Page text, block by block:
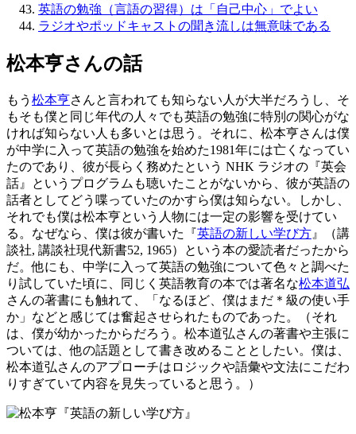
英語の勉強（言語の習得）は「自己中心」でよい
ラジオやポッドキャストの聞き流しは無意味である
松本亨さんの話
もう 松本亨さんと言われても知らない人が大半だろうし、そ
もそも僕と同じ年代の人々でも英語の勉強に特別の関心がな
ければ知らない人も多いとは思う。それに、松本亨さんは僕
が中学に入って英語の勉強を始めた1981年には亡くなってい
たのであり、彼が長らく務めたという NHK ラジオの『英会
話』というプログラムも聴いたことがないから、彼が英語の
話者としてどう喋っていたのかすら僕は知らない。しかし、
それでも僕は松本亨という人物には一定の影響を受けてい
る。なぜなら、僕は彼が書いた『英語の新しい学び方 』（講
談社, 講談社現代新書52, 1965）という本の愛読者だったから
だ。他にも、中学に入って英語の勉強について色々と調べた
り試していた頃に、同じく英語教育の本では著名な松本道弘
さんの著書にも触れて、「なるほど、僕はまだ＊級の使い手
か」などと感じては奮起させられたものであった。（それ
は、僕が幼かったからだろう。松本道弘さんの著書や主張に
ついては、他の話題として書き改めることとしたい。僕は、
松本道弘さんのアプローチはロジックや語彙や文法にこだわ
りすぎていて内容を見失っていると思う。）